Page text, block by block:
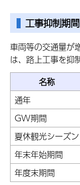
工事抑制期間
車両等の交通量が
は、路上工事を抑
名称
通年
GW期間
夏休観光シーズン
年末年始期間
年度末期間